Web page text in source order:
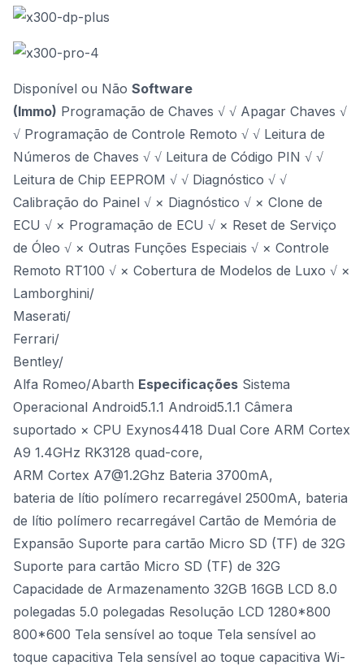
Disponível ou Não Software
(Immo) Programação de Chaves √ √ Apagar Chaves √
√ Programação de Controle Remoto √ √ Leitura de
Números de Chaves √ √ Leitura de Código PIN √ √
Leitura de Chip EEPROM √ √ Diagnóstico √ √
Calibração do Painel √ × Diagnóstico √ × Clone de
ECU √ × Programação de ECU √ × Reset de Serviço
de Óleo √ × Outras Funções Especiais √ × Controle
Remoto RT100 √ × Cobertura de Modelos de Luxo √ ×
Lamborghini/
Maserati/
Ferrari/
Bentley/
Alfa Romeo/Abarth Especificações Sistema
Operacional Android5.1.1 Android5.1.1 Câmera
suportado × CPU Exynos4418 Dual Core ARM Cortex
A9 1.4GHz RK3128 quad-core,
ARM Cortex A7@1.2Ghz Bateria 3700mA,
bateria de lítio polímero recarregável 2500mA, bateria
de lítio polímero recarregável Cartão de Memória de
Expansão Suporte para cartão Micro SD (TF) de 32G
Suporte para cartão Micro SD (TF) de 32G
Capacidade de Armazenamento 32GB 16GB LCD 8.0
polegadas 5.0 polegadas Resolução LCD 1280*800
800*600 Tela sensível ao toque Tela sensível ao
toque capacitiva Tela sensível ao toque capacitiva Wi-